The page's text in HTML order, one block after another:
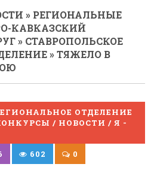
» РЕГИОНАЛЬНЫЕ
КАВКАЗСКИЙ
» СТАВРОПОЛЬСКОЕ
» ТЯЖЕЛО В
ОТДЕЛЕНИЕ
/ НОВОСТИ / Я -
602 0